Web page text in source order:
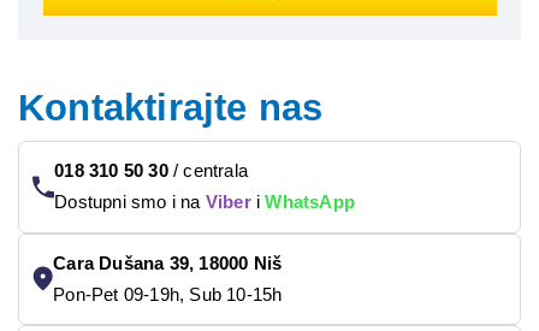
Kontaktirajte nas
018 310 50 30/centrala
Dostupni smo i na ViberiWhatsApp
Cara Dušana 39, 18000 Niš
Pon-Pet 09-19h, Sub 10-15h